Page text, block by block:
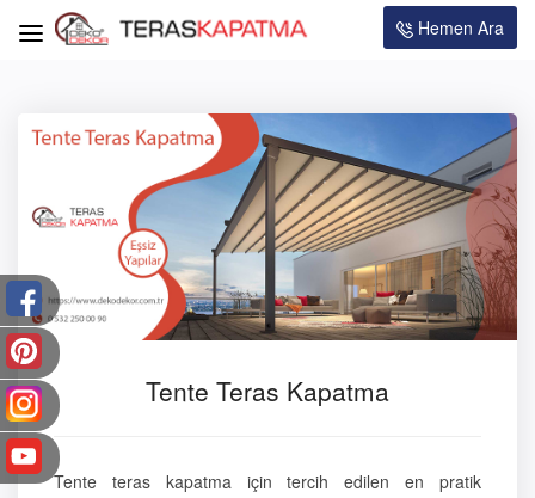
Hemen Ara
Tente Teras Kapatma
Tente teras kapatma için tercih edilen en pratik